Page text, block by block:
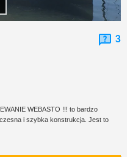
3
WEBASTO !!!​ to bardzo
i szybka konstrukcja. Jest to